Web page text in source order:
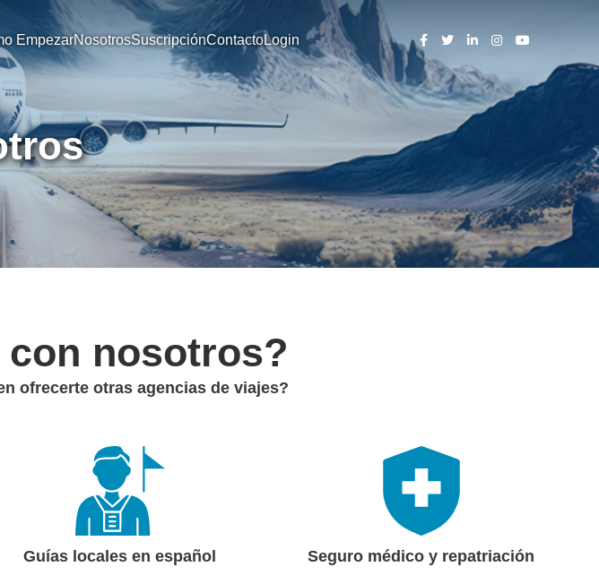
EmpezarNosotrosSuscripciónContactoLogin
nosotros?
ofrecerte otras agencias de viajes?
Guías locales en español Seguro médico y repatriación